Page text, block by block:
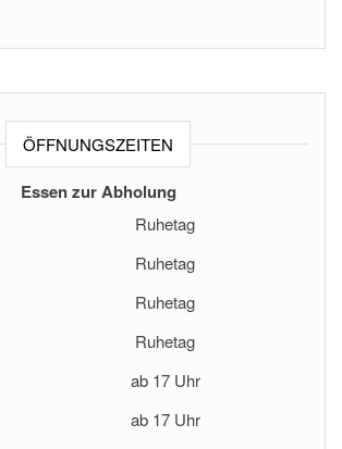
ÖFFNUNGSZEITEN
Essen zur Abholung
Ruhetag
Ruhetag
Ruhetag
Ruhetag
ab 17 Uhr
ab 17 Uhr